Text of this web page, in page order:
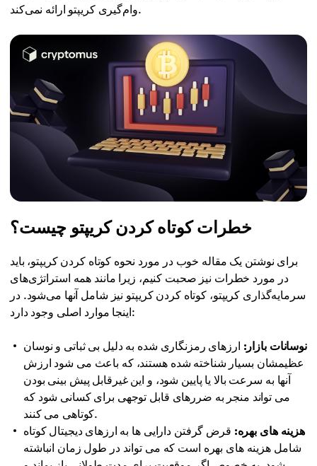
وام‌گیری کریپتو ارائه نمی‌کند.
خطرات کوتاه کردن کریپتو چیست؟
برای نوشتن یک مقاله خوب در مورد نحوه کوتاه کردن کریپتو، باید
در مورد خطرات نیز صحبت کنیم، زیرا مانند همه استراتژی‌های
سرمایه‌گذاری کریپتو، کوتاه کردن کریپتو نیز شامل آنها می‌شود. در
اینجا موارد اصلی وجود دارد:
نوسانات بازار: ارزهای رمزنگاری شده به دلیل بی ثباتی و نوسان
عظیمشان بسیار شناخته شده هستند، که باعث می شود ارزش
آنها به سرعت بالا یا پایین شود، و این غیرقابل پیش بینی بودن
می تواند منجر به ضررهای قابل توجهی برای کسانی شود که
کوتاهی می کنند.
هزینه های بهره: قرض گرفتن دارایی ها به ارزهای دیجیتال کوتاه
شامل هزینه های بهره است که می تواند در طول زمان انباشته